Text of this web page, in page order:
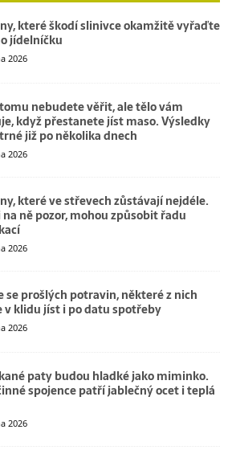
které škodí slinivce okamžitě vyřaďte
jídelníčku
2026
nebudete věřit, ale tělo vám
když přestanete jíst maso. Výsledky
již po několika dnech
2026
které ve střevech zůstávají nejdéle.
na ně pozor, mohou způsobit řadu
2026
se prošlých potravin, některé z nich
v klidu jíst i po datu spotřeby
2026
paty budou hladké jako miminko.
spojence patří jablečný ocet i teplá
2026